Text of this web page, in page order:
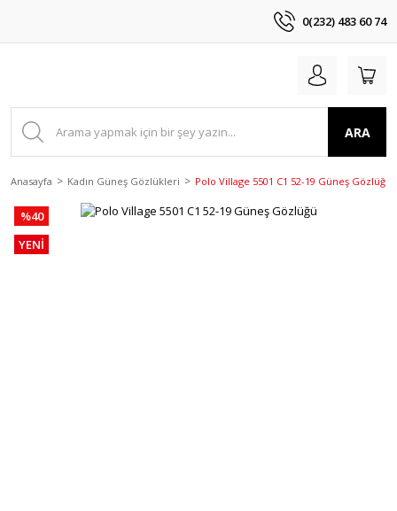
0(232) 483 60 74
ARA
Anasayfa Kadın Güneş Gözlükleri Polo Village 5501 C1 52-19 Güneş Gözlüğü
%40
YENİ